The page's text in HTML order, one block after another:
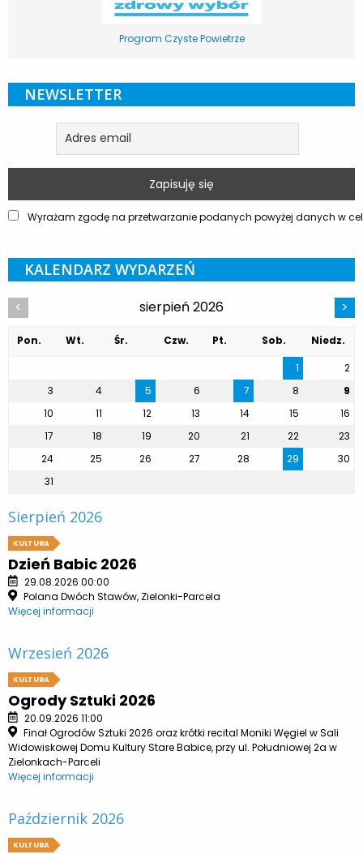
Program Czyste Powietrze
NEWSLETTER
Wyrażam zgodę na przetwarzanie podanych powyżej danych w
KALENDARZ WYDARZEŃ
< sierpień 2026 >
Pon. Wt. Śr. Czw. Pt. Sob.
Niedz.
1
2
3
4 5 6 7 8
9
10
11 12 13 14 15
16
17
18 19 20 21 22
23
24
25 26 27 28 29
30
31
Sierpień 2026
KULTURA
Dzień Babic 2026
29.08.2026 00:00
Polana Dwóch Stawów, Zielonki-Parcela
Więcej informacji
Wrzesień 2026
KULTURA
Ogrody Sztuki 2026
20.09.2026 11:00
Finał Ogrodów Sztuki 2026 oraz krótki recital Moniki Węgiel w Sali
Widowiskowej Domu Kultury Stare Babice, przy ul. Południowej 2a w
Zielonkach-Parceli
Więcej informacji
Październik 2026
KULTURA